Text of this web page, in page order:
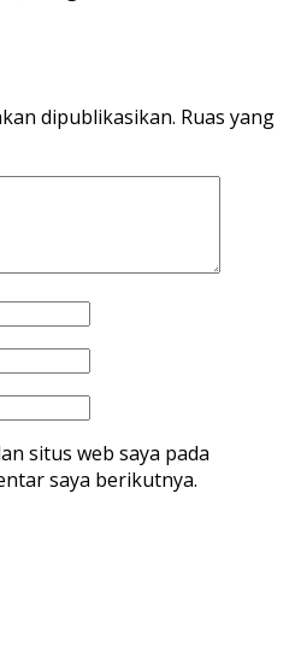
dipublikasikan. Ruas yang
situs web saya pada
saya berikutnya.